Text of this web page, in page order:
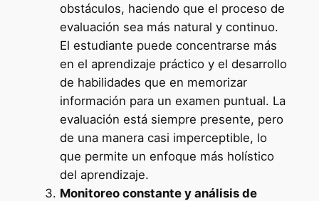
obstáculos, haciendo que el proceso de
evaluación sea más natural y continuo.
El estudiante puede concentrarse más
en el aprendizaje práctico y el desarrollo
de habilidades que en memorizar
información para un examen puntual. La
evaluación está siempre presente, pero
de una manera casi imperceptible, lo
que permite un enfoque más holístico
del aprendizaje.
Monitoreo constante y análisis de